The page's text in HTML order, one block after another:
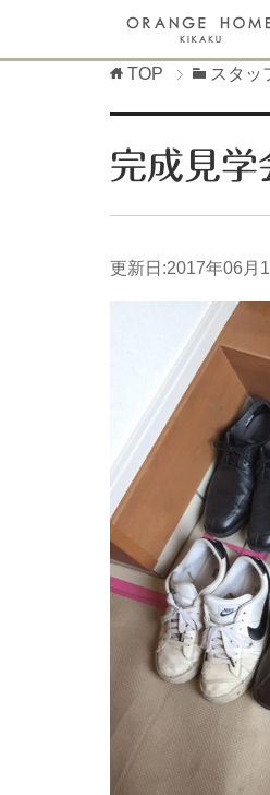
TOP スタッ
完成見
更新日:2017年06月